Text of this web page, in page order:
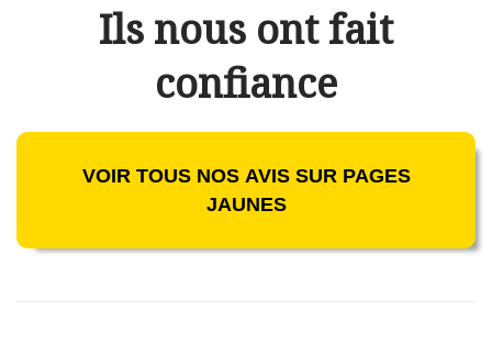
Ils nous ont fait
confiance
VOIR TOUS NOS AVIS SUR PAGES
JAUNES